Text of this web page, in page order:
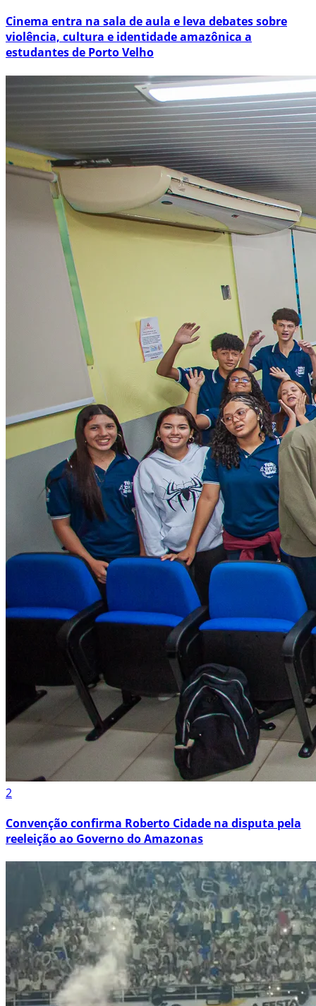
Cinema entra na sala de aula e leva debates sobre
violência, cultura e identidade amazônica a
estudantes de Porto Velho
2
Convenção confirma Roberto Cidade na disputa pela
reeleição ao Governo do Amazonas